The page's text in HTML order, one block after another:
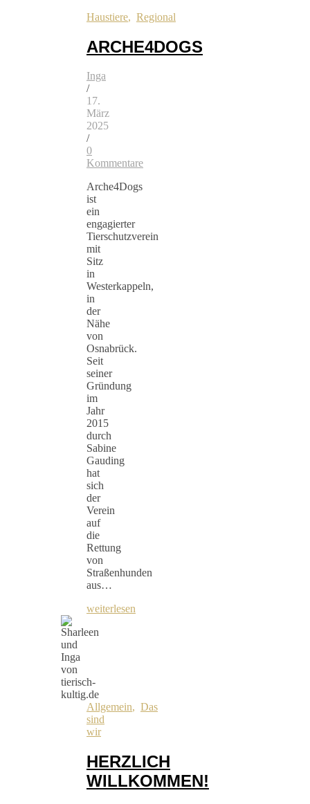
Haustiere, Regional
ARCHE4DOGS
Inga
/
17.
März
2025
/
0
Kommentare
Arche4Dogs
ist
ein
engagierter
Tierschutzverein
mit
Sitz
in
Westerkappeln,
in
der
Nähe
von
Osnabrück.
Seit
seiner
Gründung
im
Jahr
2015
durch
Sabine
Gauding
hat
sich
der
Verein
auf
die
Rettung
von
Straßenhunden
aus…
weiterlesen
Allgemein, Das
sind
wir
HERZLICH
WILLKOMMEN!